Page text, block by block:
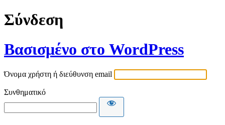
Σύνδεση
Βασισμένο στο WordPress
Όνομα χρήστη ή διεύθυνση email
Συνθηματικό